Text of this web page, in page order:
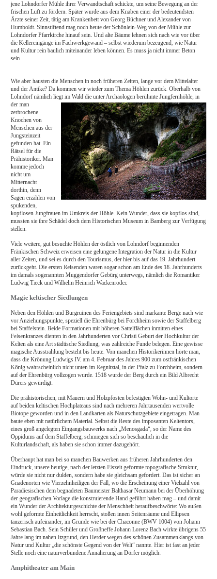
jene Lohndorfer Mühle ihrer Verwandtschaft schickte, um seine Bewegung an der
frischen Luft zu fördern. Später wurde aus dem Knaben einer der bedeutendsten
Ärzte seiner Zeit, tätig am Krankenbett von Georg Büchner und Alexander von
Humboldt. Sinnstiftend mag noch heute der Schönlein-Weg von der Mühle zur
Lohndorfer Pfarrkirche hinauf sein. Und alte Bäume lehnen sich nach wie vor über
die Kellereingänge im Fachwerkgewand – selbst wiederum bezeugend, wie Natur
und Kultur rein baulich miteinander leben können. Es muss ja nicht immer Beton
sein.
Wie aber hausten die Menschen in noch früheren Zeiten, lange vor dem Mittelalter
und der Antike? Da kommen wir wieder zum Thema Höhlen zurück. Oberhalb von
Lohndorf nämlich liegt im Wald die unter Archäologen berühmte Jungfernhöhle, in
der man
zerbrochene
Knochen von
Menschen aus der
Jungsteinzeit
gefunden hat. Ein
Rätsel für die
Prähistoriker. Man
komme jedoch
nicht um
Mitternacht
dorthin, denn
Sagen erzählen von
spukenden,
kopflosen Jungfrauen im Umkreis der Höhle. Kein Wunder, dass sie kopflos sind,
mussten sie ihre Schädel doch dem Historischen Museum in Bamberg zur Verfügung
stellen.
Viele weitere, gut besuchte Höhlen der östlich von Lohndorf beginnenden
Fränkischen Schweiz erweisen eine gelungene Integration der Natur in die Kultur
aller Zeiten, und sei es durch den Tourismus, der hier bis auf das 19. Jahrhundert
zurückgeht. Die ersten Reisenden waren sogar schon am Ende des 18. Jahrhunderts
im damals sogenannten Muggendorfer Gebürg unterwegs, nämlich die Romantiker
Ludwig Tieck und Wilhelm Heinrich Wackenroder.
Magie keltischer Siedlungen
Neben den Höhlen und Burgruinen des Feriengebiets sind markante Berge nach wie
vor Anziehungspunkte, speziell die Ehrenbürg bei Forchheim sowie der Staffelberg
bei Staffelstein. Beide Formationen mit höheren Sattelflächen inmitten eines
Felsenkranzes dienten in den Jahrhunderten vor Christi Geburt der Hochkultur der
Kelten als eine Art städtische Siedlung, was zahlreiche Funde belegen. Eine gewisse
magische Ausstrahlung besteht bis heute. Von manchen His­torikerinnen hörte man,
dass die Krönung Ludwigs IV. am 4. Februar des Jahres 900 zum ostfränkischen
König wahrscheinlich nicht unten im Regnitztal, in der Pfalz zu Forchheim, sondern
auf der Ehrenbürg vollzogen wurde. 1518 wurde der Berg durch ein Bild Albrecht
Dürers gewürdigt.
Die prähistorischen, mit Mauern und Holzpfosten befestigten Wohn- und Kultorte
auf beiden keltischen Hochplateaus sind nach mehreren Jahrtausenden wertvolle
Biotope geworden und in den Landkarten als Naturschutzgebiete eingetragen. Man
baute eben mit natürlichem Material. Selbst die Reste des imposanten Keltentors,
eines groß angelegten Eingangsbauwerks nach „Menosgada“, so der Name des
Oppidums auf dem Staffelberg, schmiegen sich so beschaulich in die
Kulturlandschaft, als haben sie schon immer dazugehört.
Überhaupt hat man bei so manchen Bauwerken aus früheren Jahrhunderten den
Eindruck, unsere heutige, nach der letzten Eiszeit geformte topografische Struktur,
würde sie nicht nur dulden, sondern habe sie gleichsam gefordert. Das ist sicher an
Gnadenorten wie Vierzehnheiligen der Fall, wo die Erscheinung einer Vielzahl von
Paradiesischen dem begnadeten Baumeister Balthasar Neumann bei der Überhöhung
der geografischen Vorlage die konstruierende Hand geführt haben mag – und damit
ein Wunder der Architekturgeschichte der Menschheit heraufbeschwörte: Wo außen
wohl geformte Einheitlichkeit herrscht, stoßen innen Seitenräume und Ellipsen
tänzerisch aufeinander, im Grunde wie bei der Chaconne (BWV 1004) von Johann
Sebastian Bach. Sein Schüler und Großneffe Johann Lorenz Bach wirkte übrigens 55
Jahre lang im nahen Itzgrund, den Herder wegen des schönen Zusammenklangs von
Natur und Kultur „die schönste Gegend von der Welt“ nannte. Hier ist fast an jeder
Stelle noch eine naturverbundene Annäherung an Dörfer möglich.
Amphitheater am Main